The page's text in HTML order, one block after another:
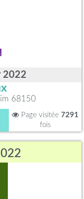
2022
68150
Page visitée 7291
fois